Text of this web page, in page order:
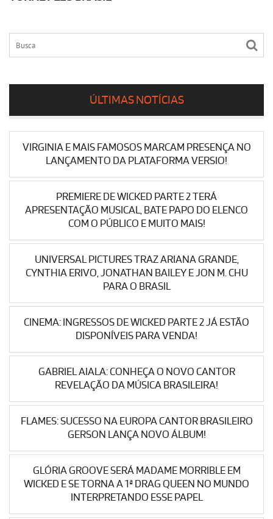
ÚLTIMAS NOTÍCIAS
VIRGINIA E MAIS FAMOSOS MARCAM PRESENÇA NO
LANÇAMENTO DA PLATAFORMA VERSIO!
PREMIERE DE WICKED PARTE 2 TERÁ
APRESENTAÇÃO MUSICAL, BATE PAPO DO ELENCO
COM O PÚBLICO E MUITO MAIS!
UNIVERSAL PICTURES TRAZ ARIANA GRANDE,
CYNTHIA ERIVO, JONATHAN BAILEY E JON M. CHU
PARA O BRASIL
CINEMA: INGRESSOS DE WICKED PARTE 2 JÁ ESTÃO
DISPONÍVEIS PARA VENDA!
GABRIEL AIALA: CONHEÇA O NOVO CANTOR
REVELAÇÃO DA MÚSICA BRASILEIRA!
FLAMES: SUCESSO NA EUROPA CANTOR BRASILEIRO
GERSON LANÇA NOVO ÁLBUM!
GLÓRIA GROOVE SERÁ MADAME MORRIBLE EM
WICKED E SE TORNA A 1ª DRAG QUEEN NO MUNDO
INTERPRETANDO ESSE PAPEL